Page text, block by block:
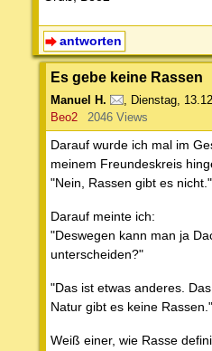
antworten
Es gebe keine Rassen
Manuel H. , Dienstag,
Beo2
2046 Views
Darauf wurde ich mal im
meinem Freundeskreis
"Nein, Rassen gibt es nicht."
Darauf meinte ich:
"Deswegen kann man ja
unterscheiden?"
"Das ist etwas anderes.
Natur gibt es keine Rassen."
Weiß einer, wie Rasse